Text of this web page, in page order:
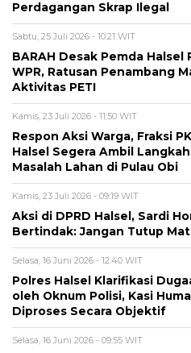
Perdagangan Skrap Ilegal
Sabtu, 25 Juli 2026 - 10:21 WIT
BARAH Desak Pemda
WPR, Ratusan Penambang
Aktivitas PETI
Kamis, 23 Juli 2026 - 11:50 WIT
Respon Aksi Warga, Fraksi
Halsel Segera Ambil
Masalah Lahan di Pulau Obi
Kamis, 23 Juli 2026 - 09:19 WIT
Aksi di DPRD Halsel, Sardi
Bertindak: Jangan Tutup
Selasa, 16 Juni 2026 - 12:40 WIT
Polres Halsel Klarifikasi
oleh Oknum Polisi, Kasi
Diproses Secara Objektif
Selasa, 16 Juni 2026 - 09:55 WIT